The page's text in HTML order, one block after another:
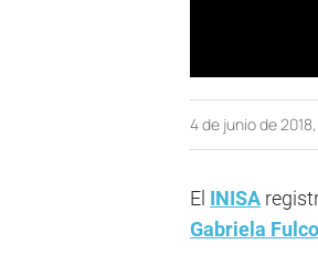
4 de junio de
El INISA
Gabriela Fulco